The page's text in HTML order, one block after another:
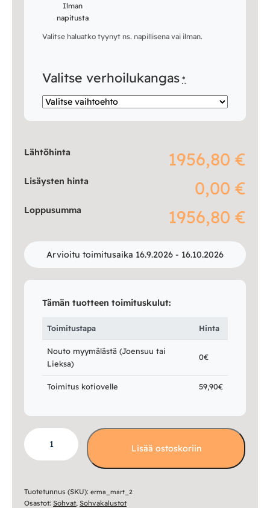
Ilman
napitusta
Valitse haluatko tyynyt ns. napillisena vai ilman.
Valitse verhoilukangas *
Lähtöhinta 1956,80 €
Lisäysten hinta 0,00 €
Loppusumma 1956,80 €
Arvioitu toimitusaika 16.9.2026 - 16.10.2026
Tämän tuotteen toimituskulut:
Toimitustapa Hinta
Nouto myymälästä (Joensuu tai
Lieksa)
0€
Toimitus kotiovelle 59,90€
Marta
2,5
sohvakalusto
Lisää ostoskoriin
Tuotetunnus (SKU): erma_mart_2
Osastot: Sohvat, Sohvakalustot